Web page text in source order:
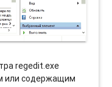
regedit.exe
или содержащим